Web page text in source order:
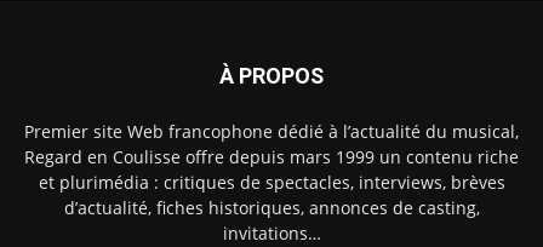
À PROPOS
Premier site Web francophone dédié à l’actualité du musical,
Regard en Coulisse offre depuis mars 1999 un contenu riche
et plurimédia : critiques de spectacles, interviews, brèves
d’actualité, fiches historiques, annonces de casting,
invitations…